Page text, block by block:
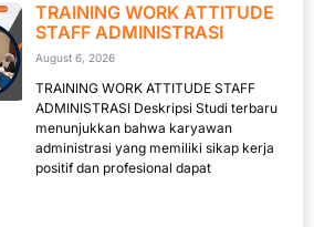
TRAINING WORK ATTITUDE
STAFF ADMINISTRASI
August 6, 2026
TRAINING WORK ATTITUDE STAFF
ADMINISTRASI Deskripsi Studi terbaru
menunjukkan bahwa karyawan
administrasi yang memiliki sikap kerja
positif dan profesional dapat